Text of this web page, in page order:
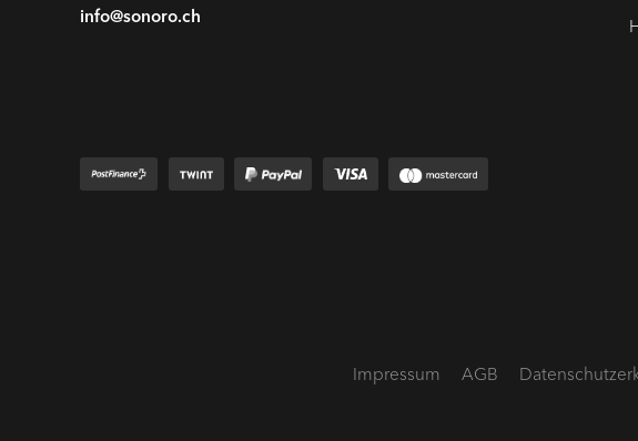
info@sonoro.ch
Impressum AGB